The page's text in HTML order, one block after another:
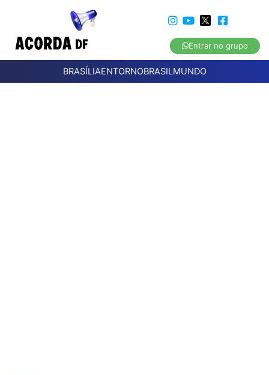
Entrar no grupo
BRASÍLIAENTORNOBRASILMUNDO